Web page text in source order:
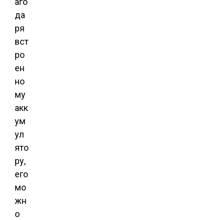
да
ря
вст
ро
ен
но
му
акк
ум
ул
ято
ру,
его
мо
жн
о